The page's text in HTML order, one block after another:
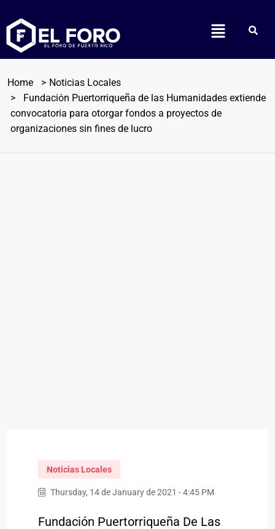
Home
Noticias Locales
Fundación Puertorriqueña de las Humanidades extiende
convocatoria para otorgar fondos a proyectos de
organizaciones sin fines de lucro
Noticias Locales
Thursday, 14 de January de 2021 - 4:45 PM
Fundación Puertorriqueña De Las